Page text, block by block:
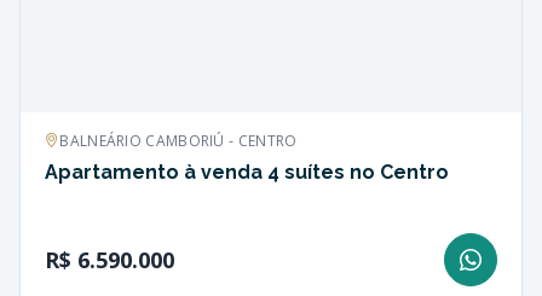
BALNEÁRIO CAMBORIÚ - CENTRO
Apartamento à venda 4 suítes no Centro
R$ 6.590.000